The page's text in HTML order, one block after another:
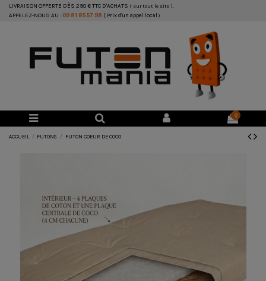
LIVRAISON OFFERTE DÈS 290 € TTC D'ACHATS ( sur tout le site ).
APPELEZ-NOUS AU : 09 81 85 57 98 ( Prix d'un appel local ).
0
ACCUEIL FUTONS FUTON COEUR DE COCO